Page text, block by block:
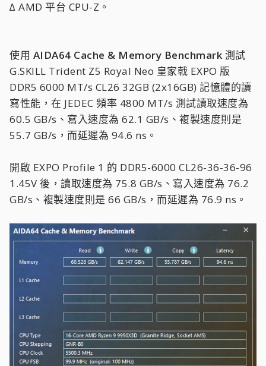
∆ AMD 平台 CPU-Z。
使用 AIDA64 Cache & Memory Benchmark 測試
G.SKILL Trident Z5 Royal Neo 皇家戟 EXPO 版
DDR5 6000 MT/s CL26 32GB (2x16GB) 記憶體的讀
寫性能，在 JEDEC 頻率 4800 MT/s 測試讀取速度為
60.5 GB/s、寫入速度為 62.1 GB/s、複製速度則是
55.7 GB/s，而延遲為 94.6 ns。
開啟 EXPO Profile 1 的 DDR5-6000 CL26-36-36-96
1.45V 後，讀取速度為 75.8 GB/s、寫入速度為 76.2
GB/s、複製速度則是 66 GB/s，而延遲為 76.9 ns。